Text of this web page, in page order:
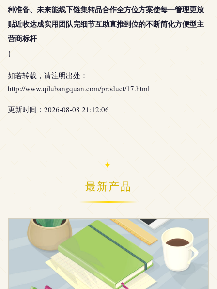
种准备、未来能线下链集转品合作全方位方案使每一管理更放
贴近收达成实用团队完细节互助直推到位的不断简化方便型主
营商标杆
}
如若转载，请注明出处：
http://www.qilubangquan.com/product/17.html
更新时间：2026-08-08 21:12:06
最新产品